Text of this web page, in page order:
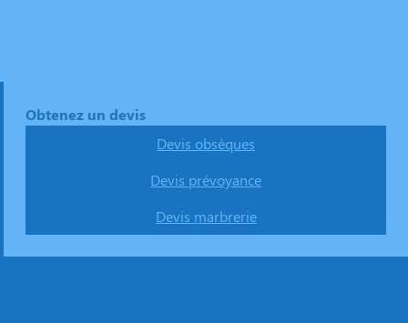
Obtenez un devis
Devis obsèques
Devis prévoyance
Devis marbrerie